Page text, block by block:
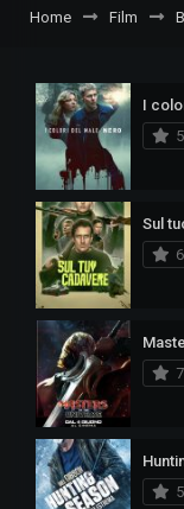
Home Film
I
Sul